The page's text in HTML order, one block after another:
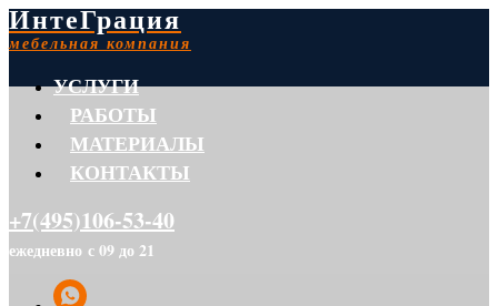
ИнтеГрация
мебельная компания
УСЛУГИ
РАБОТЫ
МАТЕРИАЛЫ
КОНТАКТЫ
+7(495)106-53-40
ежедневно с 09 до 21